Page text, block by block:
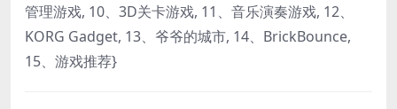
管理游戏, 10、3D关卡游戏, 11、音乐演奏游戏, 12、
KORG Gadget, 13、爷爷的城市, 14、BrickBounce,
15、游戏推荐}